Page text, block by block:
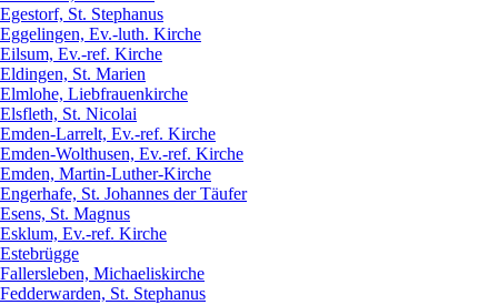
Egestorf, St. Stephanus
Eggelingen, Ev.-luth. Kirche
Eilsum, Ev.-ref. Kirche
Eldingen, St. Marien
Elmlohe, Liebfrauenkirche
Elsfleth, St. Nicolai
Emden-Larrelt, Ev.-ref. Kirche
Emden-Wolthusen, Ev.-ref. Kirche
Emden, Martin-Luther-Kirche
Engerhafe, St. Johannes der Täufer
Esens, St. Magnus
Esklum, Ev.-ref. Kirche
Estebrügge
Fallersleben, Michaeliskirche
Fedderwarden, St. Stephanus